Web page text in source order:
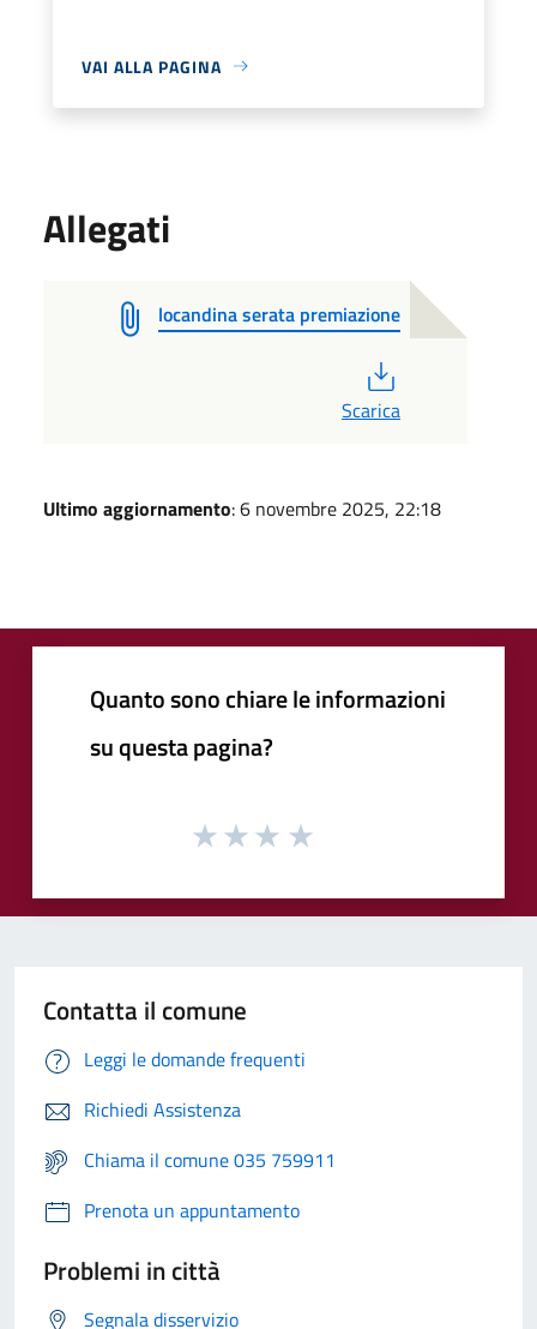
VAI ALLA PAGINA
Allegati
locandina serata premiazione
Scarica
Ultimo aggiornamento: 6 novembre 2025, 22:18
Quanto sono chiare le informazioni
su questa pagina?
Contatta il comune
Leggi le domande frequenti
Richiedi Assistenza
Chiama il comune 035 759911
Prenota un appuntamento
Problemi in città
Segnala disservizio